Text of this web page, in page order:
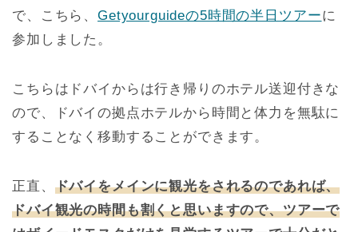
で、こちら、Getyourguideの5時間の半日ツアーに
参加しました。
こちらはドバイからは行き帰りのホテル送迎付きな
ので、ドバイの拠点ホテルから時間と体力を無駄に
することなく移動することができます。
正直、 ドバイをメインに観光をされるのであれば、
ドバイ観光の時間も割くと思いますので、ツアーで